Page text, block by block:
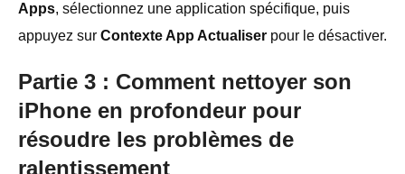
Apps, sélectionnez une application spécifique, puis
appuyez sur Contexte App Actualiser pour le désactiver.
Partie 3 : Comment nettoyer son
iPhone en profondeur pour
résoudre les problèmes de
ralentissement